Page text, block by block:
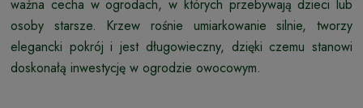
ważna cecha w ogrodach, w których przebywają dzieci lub
osoby starsze. Krzew rośnie umiarkowanie silnie, tworzy
elegancki pokrój i jest długowieczny, dzięki czemu stanowi
doskonałą inwestycję w ogrodzie owocowym.